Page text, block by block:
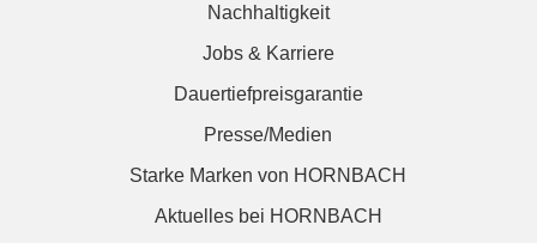
Nachhaltigkeit
Jobs & Karriere
Dauertiefpreisgarantie
Presse/Medien
Starke Marken von HORNBACH
Aktuelles bei HORNBACH